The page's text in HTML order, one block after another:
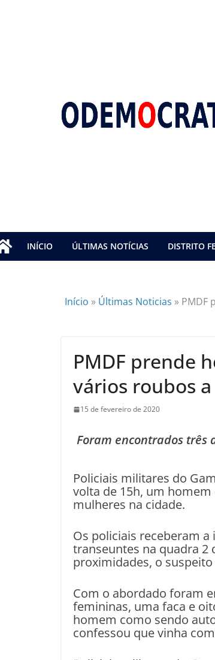
INÍCIO ÚLTIMAS NOTÍCIAS DISTRITO
Início » Últimas Noticias » PMDF
PMDF prende
vários roubos
15 de fevereiro de 2020
Foram encontrados três
Policiais militares do
volta de 15h, um
mulheres na cidade.
Os policiais receberam
transeuntes na quadra 2
proximidades, o
Com o abordado foram
femininas, uma faca e
homem como sendo
confessou que vinha